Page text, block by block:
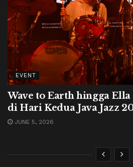
EVENT
Wave to Earth hingga
di Hari Kedua Java Jazz
JUNE 5, 2026